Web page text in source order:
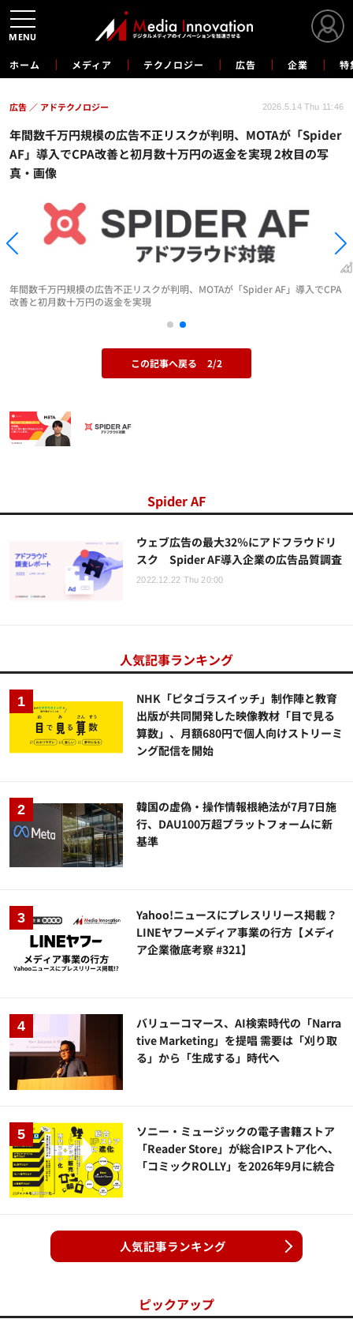
ホーム メディア テクノロジー 広告 企業 特
年間数千万円規模の広告不正リスクが判明、MOTAが「Spider
AF」導入でCPA改善と初月数十万円の返金を実現 2枚目の写
真・画像
広告 アドテクノロジー 2026.5.14 Thu 11:46
年間数千万円規模の広告不正リスクが判明、MOTAが「Spider AF」導入でCPA
改善と初月数十万円の返金を実現
この記事へ戻る 2/2
Spider AF
ウェブ広告の最大32％にアドフラウドリ
スク Spider AF導入企業の広告品質調査
2022.12.22 Thu 20:00
人気記事ランキング
NHK「ピタゴラスイッチ」制作陣と教育
出版が共同開発した映像教材「目で見る
算数」、月額680円で個人向けストリーミ
ング配信を開始
韓国の虚偽・操作情報根絶法が7月7日施
行、DAU100万超プラットフォームに新
基準
Yahoo!ニュースにプレスリリース掲載？
LINEヤフーメディア事業の行方【メディ
ア企業徹底考察 #321】
バリューコマース、AI検索時代の「Narra
tive Marketing」を提唱 需要は「刈り取
る」から「生成する」時代へ
ソニー・ミュージックの電子書籍ストア
「Reader Store」が総合IPストア化へ、
「コミックROLLY」を2026年9月に統合
人気記事ランキング
ピックアップ
MENU